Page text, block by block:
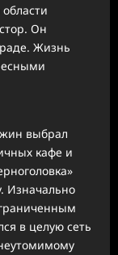
Он
Жизнь
выбрал
кафе и
Изначально
в целую сеть